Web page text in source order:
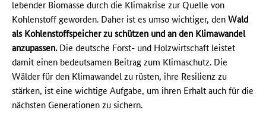
lebender Biomasse durch die Klimakrise zur Quelle von
Kohlenstoff geworden. Daher ist es umso wichtiger, denWald
als Kohlenstoffspeicher zu schützen und an den Klimawandel
anzupassen.Die deutsche Forst- und Holzwirtschaft leistet
damit einen bedeutsamen Beitrag zum Klimaschutz. Die
Wälder für den Klimawandel zu rüsten, ihre Resilienz zu
stärken, ist eine wichtige Aufgabe, um ihren Erhalt auch für die
nächsten Generationen zu sichern.